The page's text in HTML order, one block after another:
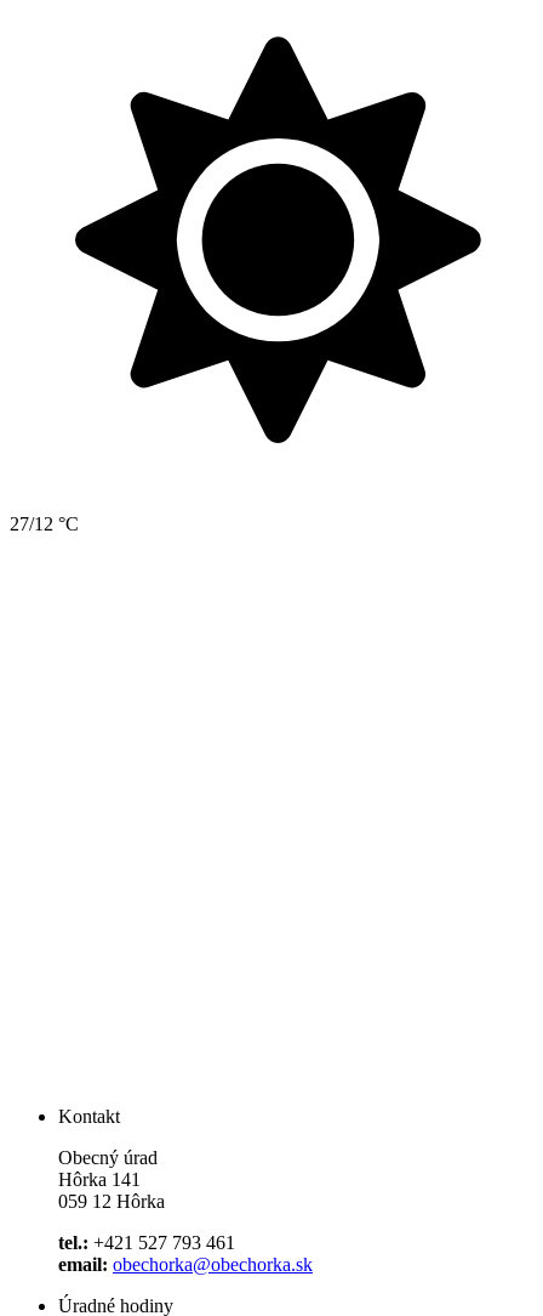
27/12 °C
Kontakt
Obecný úrad
Hôrka 141
059 12 Hôrka
tel.: +421 527 793 461
email: obechorka@obechorka.sk
Úradné hodiny